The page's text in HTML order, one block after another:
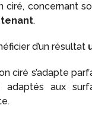
ciré, concernant
tenant.
d’un résultat
ciré s’adapte
aux